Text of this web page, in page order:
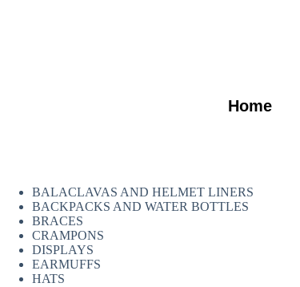
Home
BALACLAVAS AND HELMET LINERS
BACKPACKS AND WATER BOTTLES
BRACES
CRAMPONS
DISPLAYS
EARMUFFS
HATS